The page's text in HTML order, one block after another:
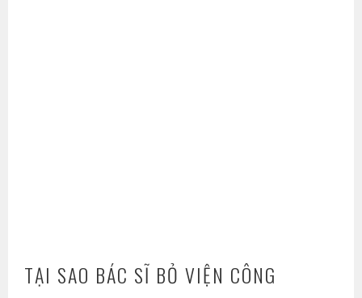
TẠI SAO BÁC SĨ BỎ VIỆN CÔNG